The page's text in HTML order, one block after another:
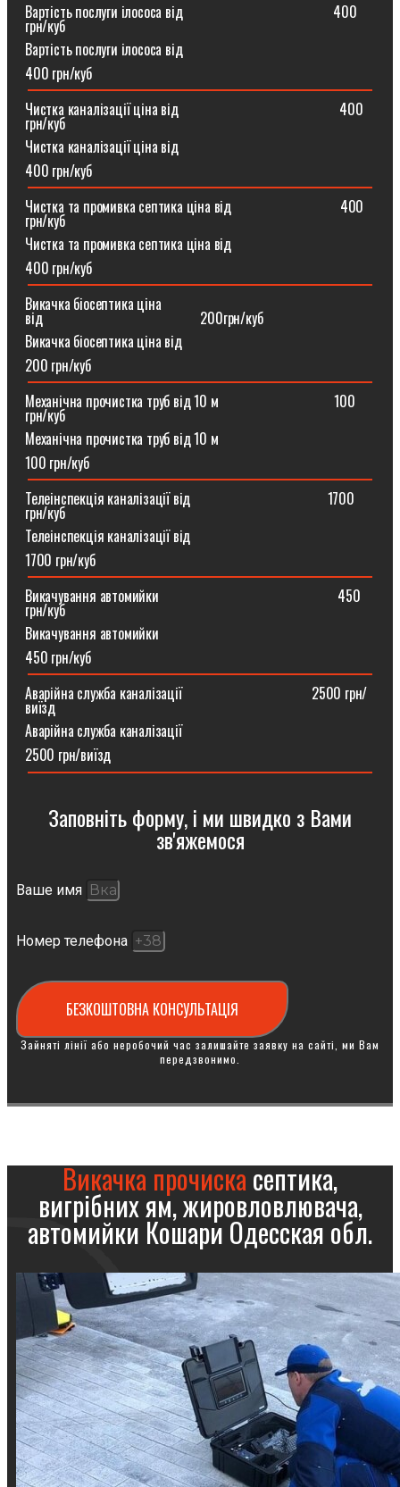
Вартість послуги ілососа від ⠀⠀⠀⠀⠀⠀⠀⠀⠀⠀⠀⠀⠀⠀400
грн/куб
Вартість послуги ілососа від
400 грн/куб
Чистка каналізації ціна від ⠀⠀⠀⠀⠀⠀⠀⠀⠀⠀⠀⠀⠀⠀⠀400
грн/куб
Чистка каналізації ціна від
400 грн/куб
Чистка та промивка септика ціна від ⠀⠀⠀⠀⠀⠀⠀⠀⠀⠀400
грн/куб
Чистка та промивка септика ціна від
400 грн/куб
Викачка біосептика ціна
від⠀⠀⠀⠀⠀⠀⠀⠀⠀⠀⠀⠀⠀⠀⠀200грн/куб
Викачка біосептика ціна від
200 грн/куб
Механічна прочистка труб від 10 м⠀⠀⠀⠀⠀⠀⠀⠀⠀⠀⠀100
грн/куб
Механічна прочистка труб від 10 м
100 грн/куб
Телеінспекція каналізації від⠀⠀⠀⠀⠀⠀⠀⠀⠀⠀⠀⠀⠀1700
грн/куб
Телеінспекція каналізації від
1700 грн/куб
Викачування автомийки⠀⠀⠀⠀⠀⠀⠀⠀⠀⠀⠀⠀⠀⠀⠀⠀⠀450
грн/куб
Викачування автомийки
450 грн/куб
Аварійна служба каналізації ⠀⠀⠀⠀⠀⠀⠀⠀⠀⠀⠀⠀2500 грн/
виїзд
Аварійна служба каналізації
2500 грн/виїзд
Заповніть форму, і ми швидко з Вами
зв'яжемося
Ваше имя
Номер телефона
БЕЗКОШТОВНА КОНСУЛЬТАЦІЯ
Зайняті лінії або неробочий час залишайте заявку на сайті, ми Вам
передзвонимо.
Викачка прочискасептика,
вигрібних ям, жировловлювача,
автомийки Кошари Одесская обл.